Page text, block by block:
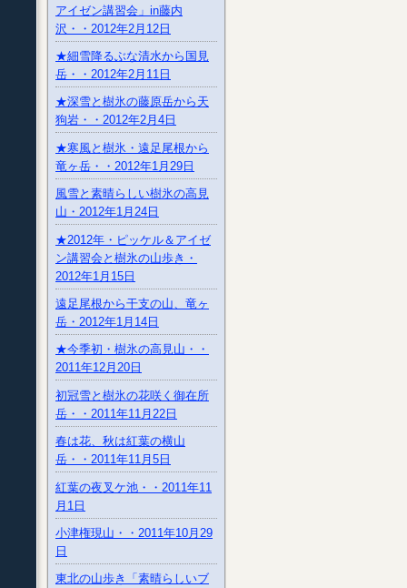
アイゼン講習会」in藤内
沢・・2012年2月12日
★細雪降るぶな清水から国見
岳・・2012年2月11日
★深雪と樹氷の藤原岳から天
狗岩・・2012年2月4日
★寒風と樹氷・遠足尾根から
竜ヶ岳・・2012年1月29日
風雪と素晴らしい樹氷の高見
山・2012年1月24日
★2012年・ピッケル＆アイゼ
ン講習会と樹氷の山歩き・
2012年1月15日
遠足尾根から干支の山、竜ヶ
岳・2012年1月14日
★今季初・樹氷の高見山・・
2011年12月20日
初冠雪と樹氷の花咲く御在所
岳・・2011年11月22日
春は花、秋は紅葉の横山
岳・・2011年11月5日
紅葉の夜叉ケ池・・2011年11
月1日
小津権現山・・2011年10月29
日
東北の山歩き「素晴らしいブ